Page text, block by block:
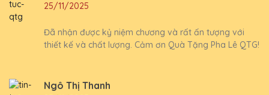
25/11/2025
Đã nhận được kỷ niệm chương và rất ấn tượng với
thiết kế và chất lượng. Cảm ơn Quà Tặng Pha Lê QTG!
Ngô Thị Thanh